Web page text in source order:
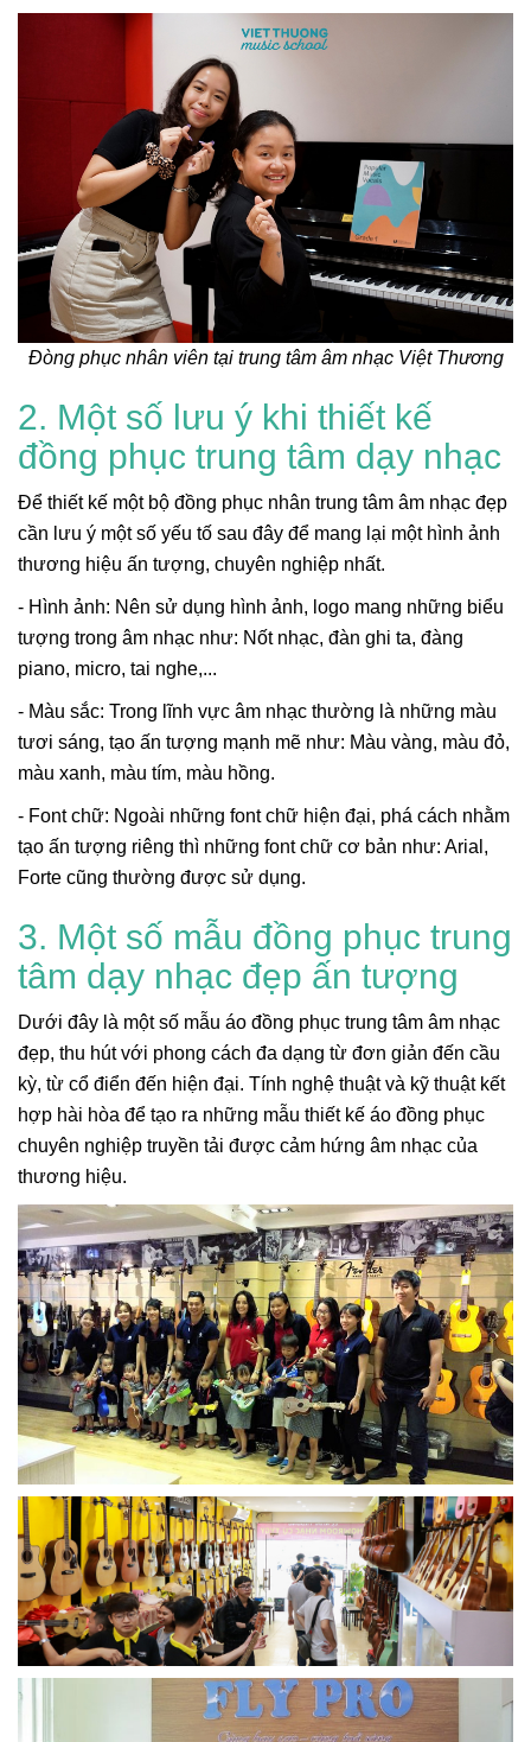
Đòng phục nhân viên tại trung tâm âm nhạc Việt Thương
2. Một số lưu ý khi thiết kế
đồng phục trung tâm dạy nhạc
Để thiết kế một bộ đồng phục nhân trung tâm âm nhạc đẹp
cần lưu ý một số yếu tố sau đây để mang lại một hình ảnh
thương hiệu ấn tượng, chuyên nghiệp nhất.
- Hình ảnh: Nên sử dụng hình ảnh, logo mang những biểu
tượng trong âm nhạc như: Nốt nhạc, đàn ghi ta, đàng
piano, micro, tai nghe,...
- Màu sắc: Trong lĩnh vực âm nhạc thường là những màu
tươi sáng, tạo ấn tượng mạnh mẽ như: Màu vàng, màu đỏ,
màu xanh, màu tím, màu hồng.
- Font chữ: Ngoài những font chữ hiện đại, phá cách nhằm
tạo ấn tượng riêng thì những font chữ cơ bản như: Arial,
Forte cũng thường được sử dụng.
3. Một số mẫu đồng phục trung
tâm dạy nhạc đẹp ấn tượng
Dưới đây là một số mẫu áo đồng phục trung tâm âm nhạc
đẹp, thu hút với phong cách đa dạng từ đơn giản đến cầu
kỳ, từ cổ điển đến hiện đại. Tính nghệ thuật và kỹ thuật kết
hợp hài hòa để tạo ra những mẫu thiết kế áo đồng phục
chuyên nghiệp truyền tải được cảm hứng âm nhạc của
thương hiệu.